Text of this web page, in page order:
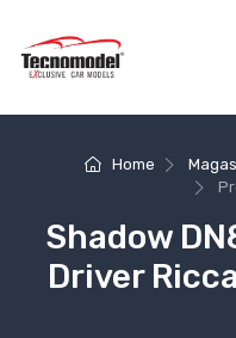
Home
Shadow
Driver